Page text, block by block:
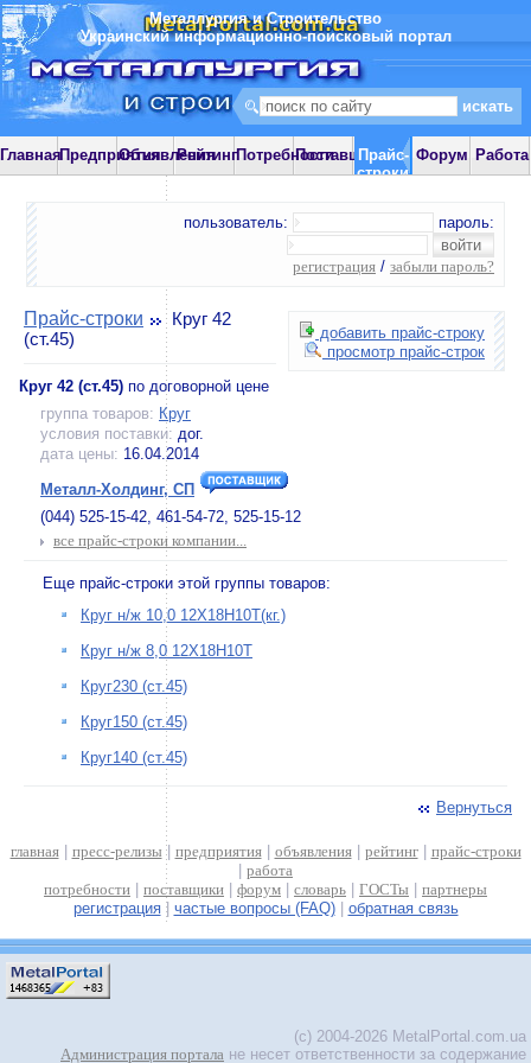
Металлургия и Строительство
Украинский информационно-поисковый портал
ГлавнаяПредприятияОбъявления
РейтингПотребностиПоставщики
Прайс-
строки
Форум Работа
пользователь: пароль:
регистрация / забыли пароль?
добавить прайс-строку
просмотр прайс-строк
Прайс-строки
Круг 42
(ст.45)
Круг 42 (ст.45) по договорной цене
группа товаров: Круг
условия поставки: дог.
дата цены: 16.04.2014
Металл-Холдинг, СП
(044) 525-15-42, 461-54-72, 525-15-12
все прайс-строки компании...
Еще прайс-строки этой группы товаров:
Круг н/ж 10,0 12Х18Н10Т(кг.)
Круг н/ж 8,0 12Х18Н10Т
Круг230 (ст.45)
Круг150 (ст.45)
Круг140 (ст.45)
Вернуться
главная| пресс-релизы | предприятия| объявления| рейтинг| прайс-строки
работа
потребности
поставщики форум словарь ГОСТы
партнеры
регистрация| частые вопросы (FAQ)| обратная связь
(c) 2004-2026 MetalPortal.com.ua
Администрация портала не несет ответственности за содержание